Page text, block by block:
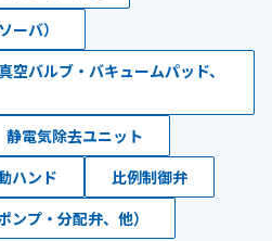
ーバ）
空バルブ・バキュームパッド、
静電気除去ユニット
ハンド
比例制御弁
ンプ・分配弁、他）